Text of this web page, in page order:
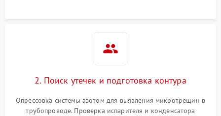
2. Поиск утечек и подготовка контура
Опрессовка системы азотом для выявления микротрещин в
трубопроводе. Проверка испарителя и конденсатора